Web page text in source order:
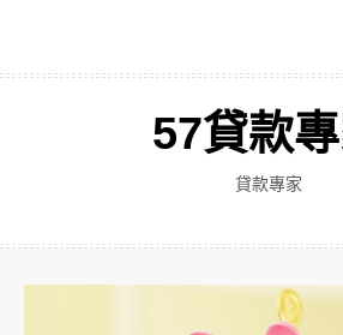
主
57貸款
貸款專家